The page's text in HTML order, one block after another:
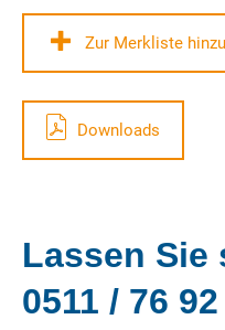
Zur Merkliste
Downloads
Lassen Sie
0511 / 76